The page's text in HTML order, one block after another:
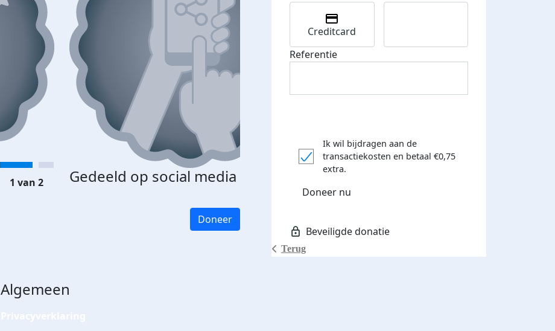
Gedeeld op social media Donateurs bedankt
1 van 2
Doneer
Terug
Creditcard
Referentie
Ik wil bijdragen aan de
transactiekosten en betaal €0,75
extra.
Doneer nu
Algemeen